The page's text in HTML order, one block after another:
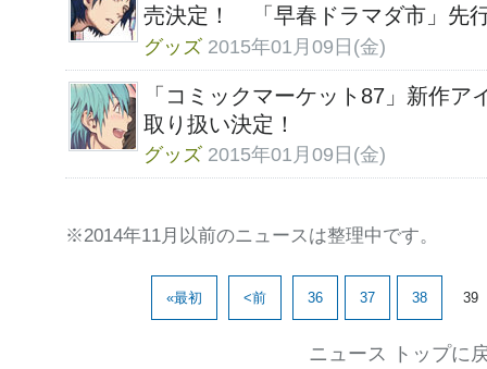
売決定！ 「早春ドラマダ市」先
グッズ 2015年01月09日(金)
「コミックマーケット87」新作
取り扱い決定！
グッズ 2015年01月09日(金)
※2014年11月以前のニュースは整理中です。
«最初 <前 36 37 38 39
ニュース トップに